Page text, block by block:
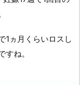
1ヵ月くらいロスし
ね。